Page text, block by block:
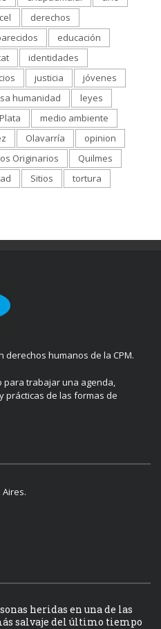
derechos
educación
identidades
justicia
jóvenes
humanidad
leyes
medio ambiente
Olavarría
opinion
Originarios
Quilmes
Sitios
tortura
derechos humanos de la CPM.
trabajar una agenda,
prácticas de las formas de
Aires.
heridas en una de las
salvaje del último tiempo